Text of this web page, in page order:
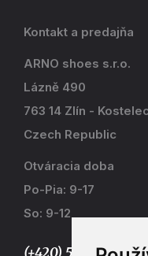
Kontakt a predajňa
ARNO shoes s.r.o.
Lázně 490
763 14 Zlín - Kostelec
Czech Republic
Otváracia doba
Po-Pia: 9-17
So: 9-12